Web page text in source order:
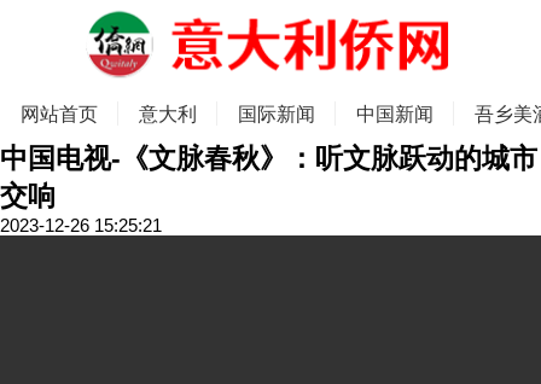
网站首页 意大利 国际新闻 中国新闻 吾乡美
中国电视-《文脉春秋》：听文脉跃动的城市
交响
2023-12-26 15:25:21